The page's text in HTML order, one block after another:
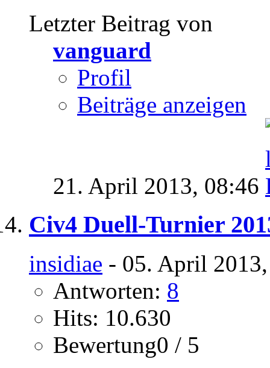
Letzter Beitrag von
vanguard
Profil
Beiträge anzeigen
21. April 2013, 08:46
Civ4 Duell-Turnier
insidiae - 05. April
Antworten: 8
Hits: 10.630
Bewertung0 / 5